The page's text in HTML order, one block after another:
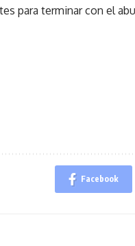
para terminar con el
Facebook